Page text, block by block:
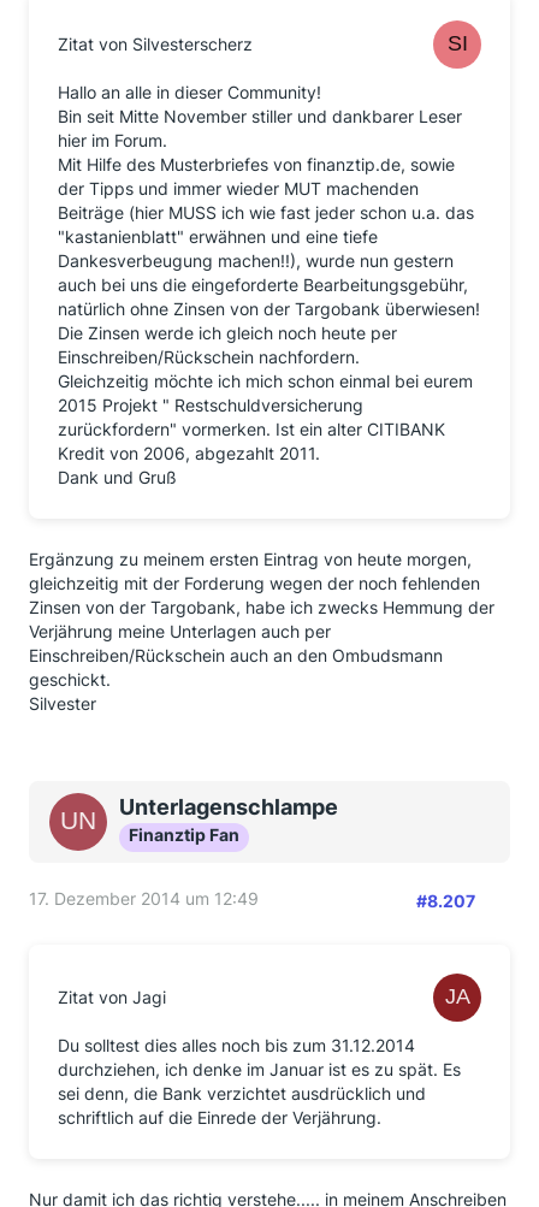
Zitat von Silvesterscherz
Hallo an alle in dieser Community!
Bin seit Mitte November stiller und dankbarer Leser
hier im Forum.
Mit Hilfe des Musterbriefes von finanztip.de, sowie
der Tipps und immer wieder MUT machenden
Beiträge (hier MUSS ich wie fast jeder schon u.a. das
"kastanienblatt" erwähnen und eine tiefe
Dankesverbeugung machen!!), wurde nun gestern
auch bei uns die eingeforderte Bearbeitungsgebühr,
natürlich ohne Zinsen von der Targobank überwiesen!
Die Zinsen werde ich gleich noch heute per
Einschreiben/Rückschein nachfordern.
Gleichzeitig möchte ich mich schon einmal bei eurem
2015 Projekt " Restschuldversicherung
zurückfordern" vormerken. Ist ein alter CITIBANK
Kredit von 2006, abgezahlt 2011.
Dank und Gruß
Ergänzung zu meinem ersten Eintrag von heute morgen,
gleichzeitig mit der Forderung wegen der noch fehlenden
Zinsen von der Targobank, habe ich zwecks Hemmung der
Verjährung meine Unterlagen auch per
Einschreiben/Rückschein auch an den Ombudsmann
geschickt.
Silvester
Unterlagenschlampe
Finanztip Fan
17. Dezember 2014 um 12:49 #8.207
Zitat von Jagi
Du solltest dies alles noch bis zum 31.12.2014
durchziehen, ich denke im Januar ist es zu spät. Es
sei denn, die Bank verzichtet ausdrücklich und
schriftlich auf die Einrede der Verjährung.
Nur damit ich das richtig verstehe..... in meinem Anschreiben